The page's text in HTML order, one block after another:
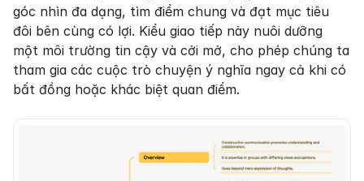
góc nhìn đa dạng, tìm điểm chung và đạt mục tiêu
đôi bên cùng có lợi. Kiểu giao tiếp này nuôi dưỡng
một môi trường tin cậy và cởi mở, cho phép chúng ta
tham gia các cuộc trò chuyện ý nghĩa ngay cả khi có
bất đồng hoặc khác biệt quan điểm.